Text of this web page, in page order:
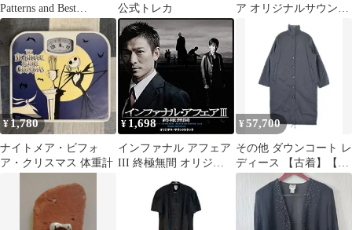
Patterns and Best
Practices with Julia:
Proven solutions to
common problems in
software design for Julia
1.x
公式トレカ
ア オリジナルサウンド
トラック CD 2002年 ケ
ースなし
¥ 1,780
ナイトメア・ビフォ
ア・クリスマス 体重計
¥ 1,698
インファナル アフェア
III 終極無間 オリジナ
【CD、音楽 中古 CD】
レンタル落ち
¥57,700
その他 ダウンコート レ
ディース 【古着】【中
古】【送料無料】